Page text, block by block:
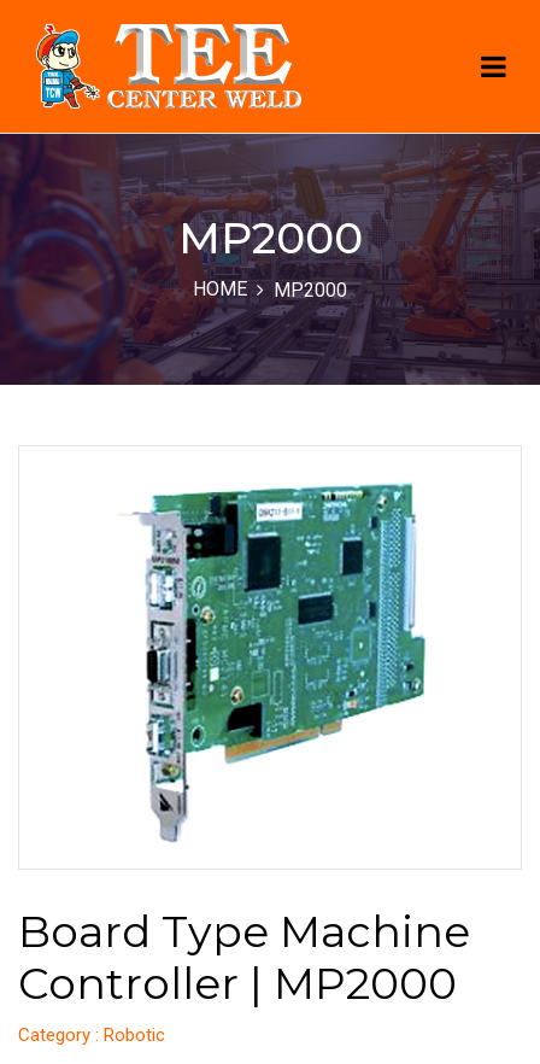
MP2000
HOME MP2000
Board Type Machine
Controller | MP2000
Category : Robotic